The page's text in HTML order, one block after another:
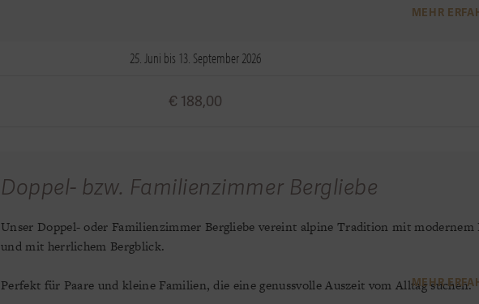
MEHR
25. Juni bis 13. September 2026
€ 188,00
Doppel- bzw. Familienzimmer Bergliebe
Unser Doppel- oder Familienzimmer Bergliebe vereint alpine Tradition mit
und mit herrlichem Bergblick.
Perfekt für Paare und kleine Familien, die eine genussvolle Auszeit vom Alltag suchen.
MEHR